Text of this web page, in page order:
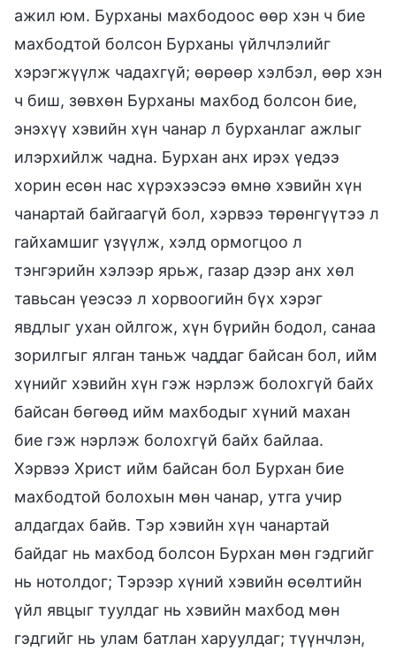
ажил юм. Бурханы махбодоос өөр хэн ч бие
махбодтой болсон Бурханы үйлчлэлийг
хэрэгжүүлж чадахгүй; өөрөөр хэлбэл, өөр хэн
ч биш, зөвхөн Бурханы махбод болсон бие,
энэхүү хэвийн хүн чанар л бурханлаг ажлыг
илэрхийлж чадна. Бурхан анх ирэх үедээ
хорин есөн нас хүрэхээсээ өмнө хэвийн хүн
чанартай байгаагүй бол, хэрвээ төрөнгүүтээ л
гайхамшиг үзүүлж, хэлд ормогцоо л
тэнгэрийн хэлээр ярьж, газар дээр анх хөл
тавьсан үеэсээ л хорвоогийн бүх хэрэг
явдлыг ухан ойлгож, хүн бүрийн бодол, санаа
зорилгыг ялган таньж чаддаг байсан бол, ийм
хүнийг хэвийн хүн гэж нэрлэж болохгүй байх
байсан бөгөөд ийм махбодыг хүний махан
бие гэж нэрлэж болохгүй байх байлаа.
Хэрвээ Христ ийм байсан бол Бурхан бие
махбодтой болохын мөн чанар, утга учир
алдагдах байв. Тэр хэвийн хүн чанартай
байдаг нь махбод болсон Бурхан мөн гэдгийг
нь нотолдог; Тэрээр хүний хэвийн өсөлтийн
үйл явцыг туулдаг нь хэвийн махбод мөн
гэдгийг нь улам батлан харуулдаг; түүнчлэн,